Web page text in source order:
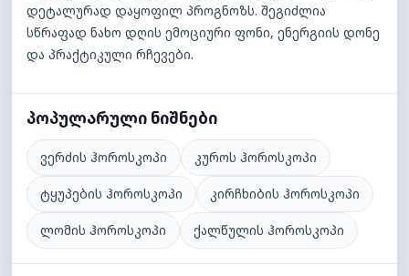
დეტალურად დაყოფილ პროგნოზს. შეგიძლია
სწრაფად ნახო დღის ემოციური ფონი, ენერგიის დონე
და პრაქტიკული რჩევები.
პოპულარული ნიშნები
ვერძის ჰოროსკოპი კუროს ჰოროსკოპი
ტყუპების ჰოროსკოპი კირჩხიბის ჰოროსკოპი
ლომის ჰოროსკოპი ქალწულის ჰოროსკოპი